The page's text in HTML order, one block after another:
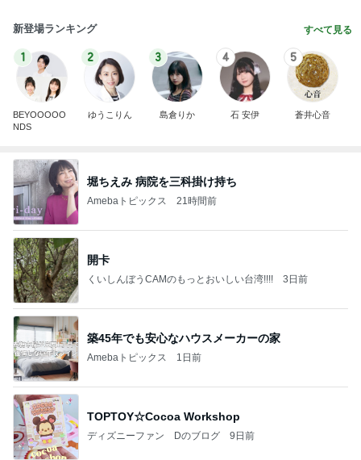
新登場ランキング すべて見る
1
BEYOOOOO
NDS
2
ゆうこりん
3
島倉りか
4
石 安伊
5
蒼井心音
堀ちえみ 病院を三科掛け持ち
Amebaトピックス 21時間前
開卡
くいしんぼうCAMのもっとおいしい台湾!!!! 3日前
築45年でも安心なハウスメーカーの家
Amebaトピックス 1日前
TOPTOY☆Cocoa Workshop
ディズニーファン Dのブログ 9日前